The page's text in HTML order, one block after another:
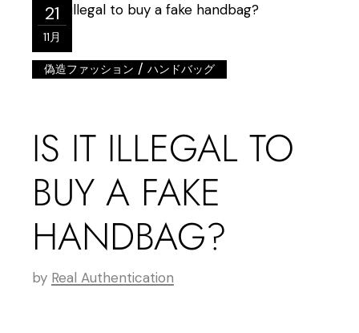
21
11月
偽造ファッション /ハンドバッグ
IS IT ILLEGAL TO
BUY A FAKE
HANDBAG?
by Real Authentication